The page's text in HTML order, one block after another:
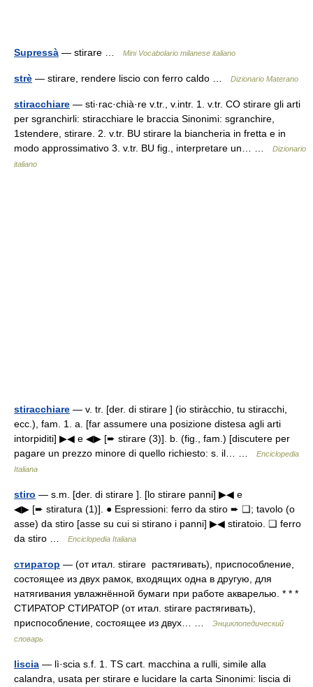
Supressà — stirare … Mini Vocabolario milanese italiano
strè — stirare, rendere liscio con ferro caldo … Dizionario Materano
stiracchiare — sti·rac·chià·re v.tr., v.intr. 1. v.tr. CO stirare gli arti
per sgranchirli: stiracchiare le braccia Sinonimi: sgranchire,
1stendere, stirare. 2. v.tr. BU stirare la biancheria in fretta e in
modo approssimativo 3. v.tr. BU fig., interpretare un… …
Dizionario
italiano
stiracchiare — v. tr. [der. di stirare ] (io stiràcchio, tu stiracchi,
ecc.), fam. 1. a. [far assumere una posizione distesa agli arti
intorpiditi] ▶◀ e ◀▶ [➨ stirare (3)]. b. (fig., fam.) [discutere per
pagare un prezzo minore di quello richiesto: s. il… …
Enciclopedia
Italiana
stiro — s.m. [der. di stirare ]. [lo stirare panni] ▶◀ e
◀▶ [➨ stiratura (1)]. ● Espressioni: ferro da stiro ➨ ❑; tavolo (o
asse) da stiro [asse su cui si stirano i panni] ▶◀ stiratoio. ❑ ferro
da stiro …
Enciclopedia Italiana
стиратор — (от итал. stirare растягивать), приспособление,
состоящее из двух рамок, входящих одна в другую, для
натягивания увлажнённой бумаги при работе акварелью. * * *
СТИРАТОР СТИРАТОР (от итал. stirare растягивать),
приспособление, состоящее из двух… …
Энциклопедический
словарь
liscia — lì·scia s.f. 1. TS cart. macchina a rulli, simile alla
calandra, usata per stirare e lucidare la carta Sinonimi: liscia di